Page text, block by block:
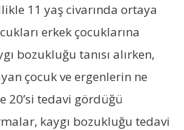
11 yaş civarında ortaya
erkek çocuklarına
bozukluğu tanısı alırken,
çocuk ve ergenlerin ne
20’si tedavi gördüğü
kaygı bozukluğu tedavi